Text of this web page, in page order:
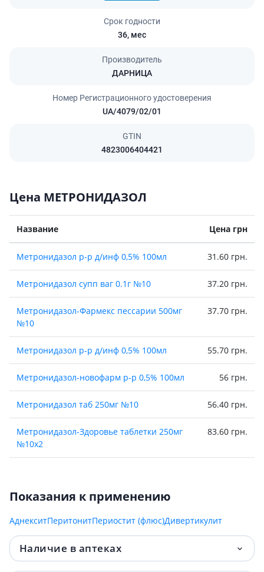
Срок годности
36, мес
Производитель
ДАРНИЦА
Номер Регистрационного удостоверения
UA/4079/02/01
GTIN
4823006404421
Цена МЕТРОНИДАЗОЛ
Название Цена грн
Метронидазол р-р д/инф 0,5% 100мл 31.60 грн.
Метронидазол супп ваг 0.1г №10 37.20 грн.
Метронидазол-Фармекс пессарии 500мг
№10
37.70 грн.
Метронидазол р-р д/инф 0,5% 100мл 55.70 грн.
Метронидазол-новофарм р-р 0,5% 100мл 56 грн.
Метронидазол таб 250мг №10 56.40 грн.
Метронидазол-Здоровье таблетки 250мг
№10х2
83.60 грн.
Метронидазол таб 250мг №20
МЕТРОНИДАЗОЛ ТАБ 250МГ №20 /N/ УАХ 145 грн.
Показания к применению
АднекситПеритонитПериостит (флюс)Дивертикулит
Наличие в аптеках